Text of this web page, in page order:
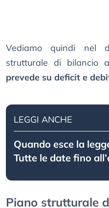
Vediamo quindi nel
strutturale di bilancio
prevede su deficit e
LEGGI ANCHE
Quando esce la
Tutte le date fino
Piano strutturale